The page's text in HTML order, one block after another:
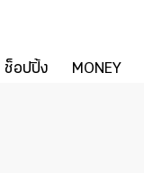
ช็อปปิ้ง MONEY